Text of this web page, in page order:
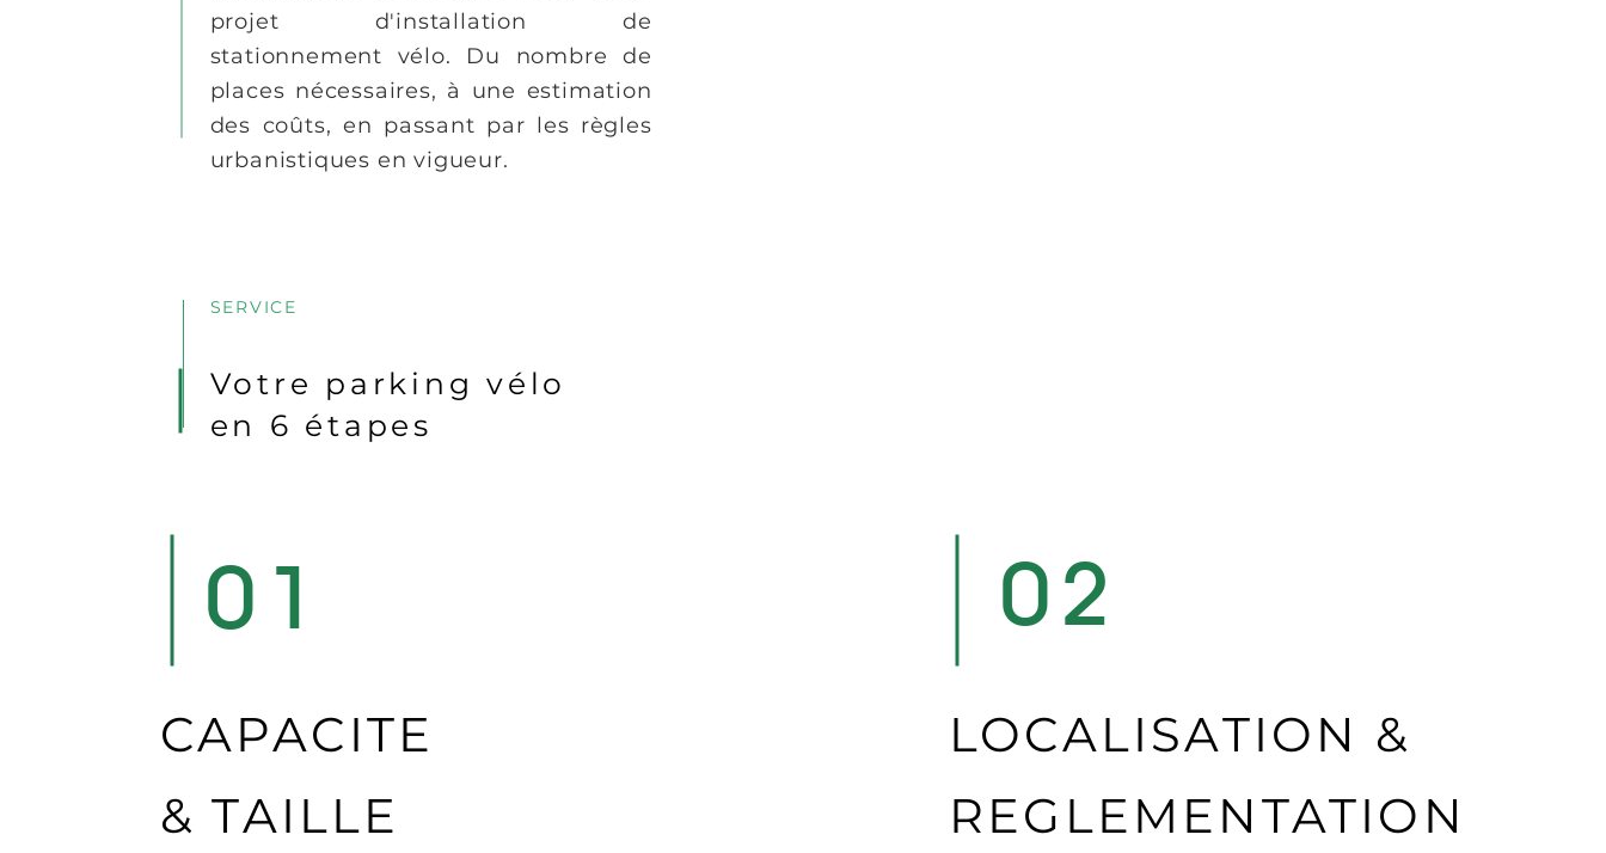
projet d'installation de
stationnement vélo. Du nombre de
places nécessaires, à une estimation
des coûts, en passant par les règles
urbanistiques en vigueur.
SERVICE
Votre parking vélo
en 6 étapes
01
CAPACITE
& TAILLE
02
LOCALISATION &
REGLEMENTATION